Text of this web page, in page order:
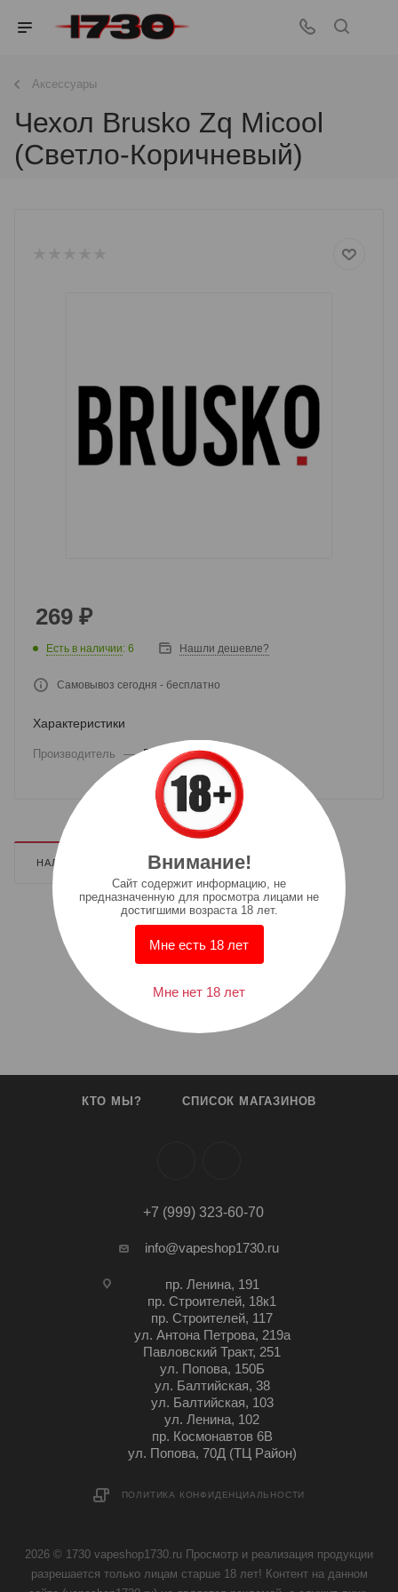
Аксессуары
Чехол Brusko Zq Micool
(Светло-Коричневый)
269 ₽
Есть в наличии: 6 Нашли дешевле?
Самовывоз сегодня - бесплатно
Характеристики
Производитель — Brusko
НАЛИЧИЕ ДОПОЛНИТЕЛЬНО
КТО МЫ? СПИСОК МАГАЗИНОВ
+7 (999) 323-60-70
info@vapeshop1730.ru
пр. Ленина, 191
пр. Строителей, 18к1
пр. Строителей, 117
ул. Антона Петрова, 219а
Павловский Тракт, 251
ул. Попова, 150Б
ул. Балтийская, 38
ул. Балтийская, 103
ул. Ленина, 102
пр. Космонавтов 6В
ул. Попова, 70Д (ТЦ Район)
ПОЛИТИКА КОНФИДЕНЦИАЛЬНОСТИ
2026 © 1730 vapeshop1730.ru Просмотр и реализация продукции
разрешается только лицам старше 18 лет! Контент на данном
Внимание!
Cайт содержит информацию, не
предназначенную для просмотра лицами не
достигшими возраста 18 лет.
Мне есть 18 лет
Мне нет 18 лет